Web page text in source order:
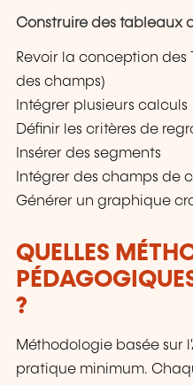
Construire des tableaux
Revoir la conception
des champs)
Intégrer plusieurs calculs
Définir les critères de
Insérer des segments
Intégrer des champs de
Générer un graphique
QUELLES
?
Méthodologie basée sur
pratique minimum.